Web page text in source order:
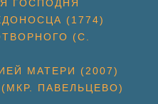
ГОСПОДНЯ
(1774)
(С.
МАТЕРИ (2007)
ПАВЕЛЬЦЕВО)